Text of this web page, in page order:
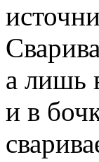
а лишь
и в